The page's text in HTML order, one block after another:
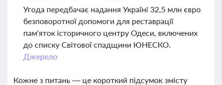
Угода передбачає надання Україні 32,5 млн євро
безповоротної допомоги для реставрації
пам'яток історичного центру Одеси, включених
до списку Світової спадщини ЮНЕСКО.
Джерело
Кожне з питань — це короткий підсумок змісту